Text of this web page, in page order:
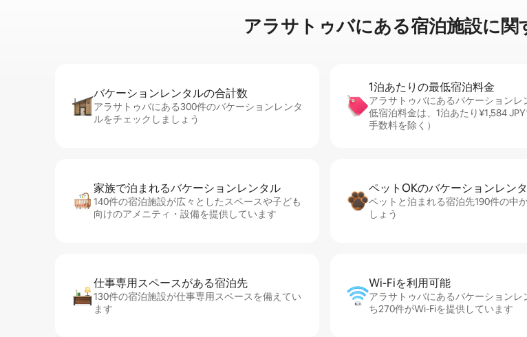
アラサトゥバに⁠あ⁠る宿⁠泊⁠施⁠設⁠に関⁠
バケーションレ⁠ン⁠タ⁠ル⁠の合⁠計⁠数
アラサトゥバにある300件のバケーションレンタ
ルをチェックしましょう
1泊あたりの最⁠低⁠宿⁠泊⁠料⁠金
アラサトゥバにあるバケーションレ
低宿泊料金は、1泊あたり¥1,584 JPY
手数料を除く）
家族で泊まれるバ⁠ケ⁠ー⁠シ⁠ョ⁠ンレ⁠ン⁠タ⁠ル
140件の宿泊施設が広々としたスペースや子ども
向けのアメニティ・設備を提供しています
ペットOKのバ⁠ケ⁠ー⁠シ⁠ョ⁠ンレ⁠ン⁠
ペットと泊まれる宿泊先190件の中
しょう
仕事専用ス⁠ペ⁠ー⁠スがあ⁠る宿⁠泊⁠先
130件の宿泊施設が仕事専用スペースを備えてい
ます
Wi-Fiを利⁠用⁠可⁠能
アラサトゥバにあるバケーションレ
ち270件がWi-Fiを提供しています